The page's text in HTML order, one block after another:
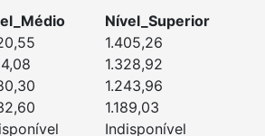
Nível_Superior
1.405,26
1.328,92
1.243,96
1.189,03
Indisponível